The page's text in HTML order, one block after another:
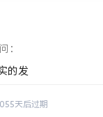
：
的发
天后过期